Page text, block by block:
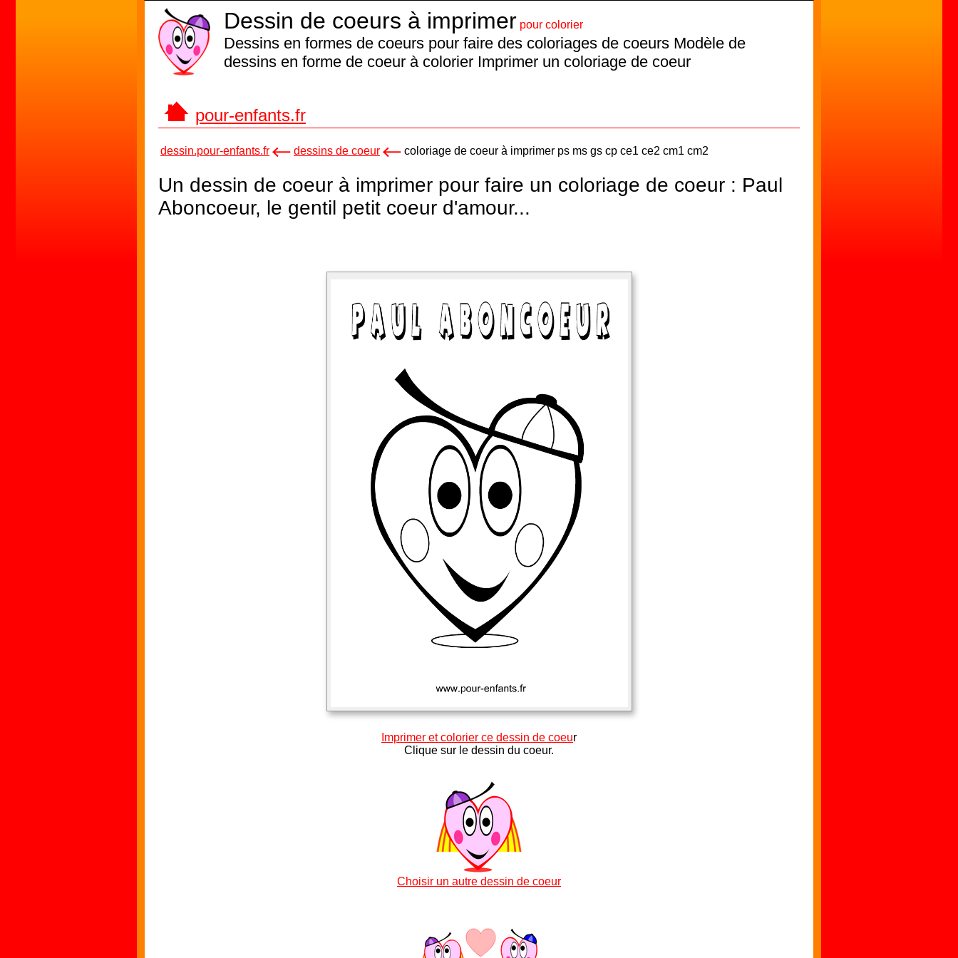
Dessin de coeurs à imprimer pour colorier
Dessins en formes de coeurs pour faire des coloriages de coeurs Modèle de
dessins en forme de coeur à colorier Imprimer un coloriage de coeur
pour-enfants.fr
dessin.pour-enfants.fr dessins de coeur coloriage de coeur à imprimer ps ms gs cp ce1 ce2 cm1 cm2
Un dessin de coeur à imprimer pour faire un coloriage de coeur : Paul
Aboncoeur, le gentil petit coeur d'amour...
Imprimer et colorier ce dessin de coeur
Clique sur le dessin du coeur.
Choisir un autre dessin de coeur